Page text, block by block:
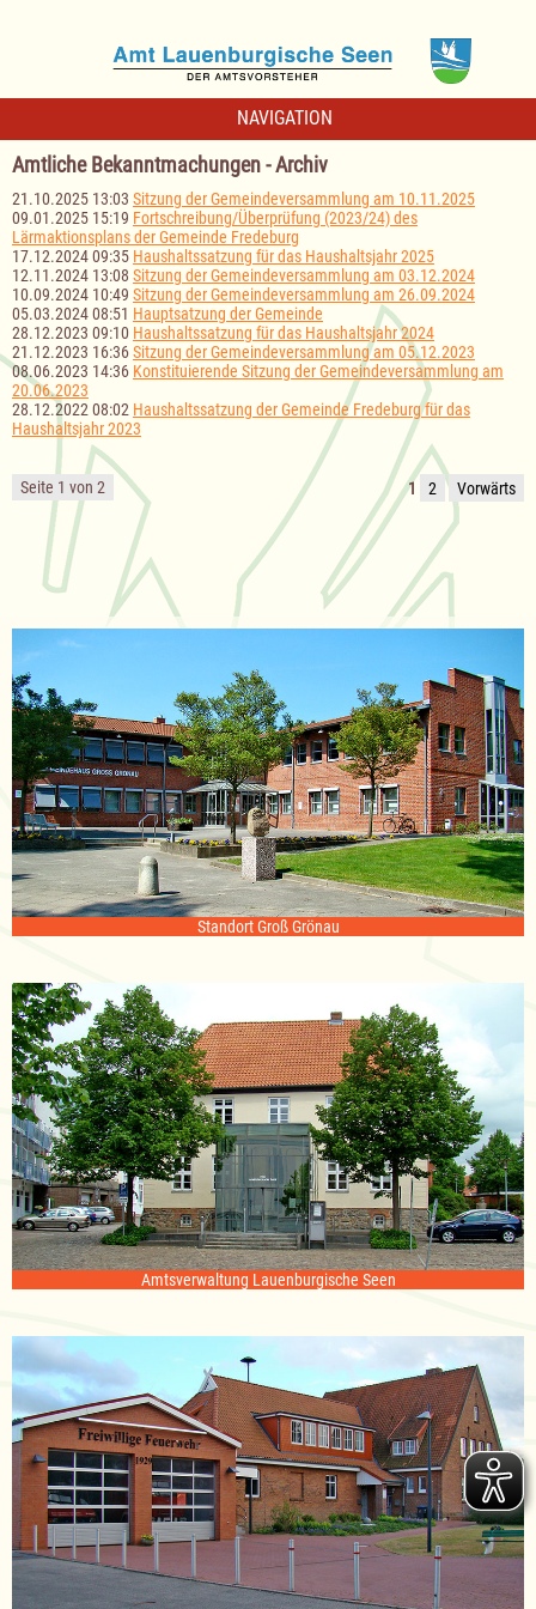
NAVIGATION
Amtliche Bekanntmachungen - Archiv
21.10.2025 13:03 Sitzung der Gemeindeversammlung am 10.11.2025
09.01.2025 15:19 Fortschreibung/Überprüfung (2023/24) des
Lärmaktionsplans der Gemeinde Fredeburg
17.12.2024 09:35 Haushaltssatzung für das Haushaltsjahr 2025
12.11.2024 13:08 Sitzung der Gemeindeversammlung am 03.12.2024
10.09.2024 10:49 Sitzung der Gemeindeversammlung am 26.09.2024
05.03.2024 08:51 Hauptsatzung der Gemeinde
28.12.2023 09:10 Haushaltssatzung für das Haushaltsjahr 2024
21.12.2023 16:36Sitzung der Gemeindeversammlung am 05.12.2023
08.06.2023 14:36 Konstituierende Sitzung der Gemeindeversammlung am
20.06.2023
28.12.2022 08:02 Haushaltssatzung der Gemeinde Fredeburg für das
Haushaltsjahr 2023
Seite 1 von 2 1 2 Vorwärts
Standort Groß Grönau
Amtsverwaltung Lauenburgische Seen